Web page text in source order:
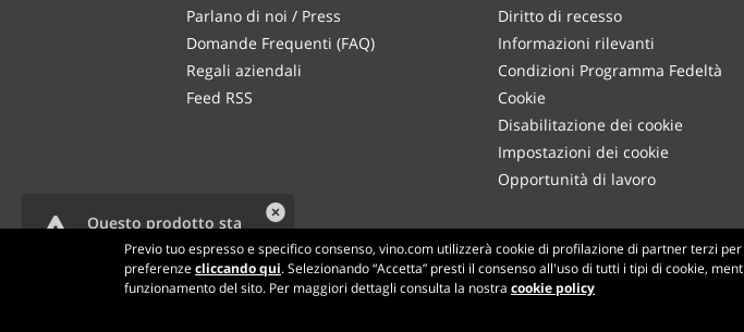
Altri 5 utenti stanno
visualizzando questo
prodotto.
Parlano di noi / Press
Domande Frequenti (FAQ)
Regali aziendali
Feed RSS
Diritto di recesso
Informazioni rilevanti
Condizioni Programma Fedeltà
Cookie
Disabilitazione dei cookie
Impostazioni dei cookie
Opportunità di lavoro
Made with
Pagina
production-front-2
Previo tuo espresso e specifico consenso, vino.com utilizzerà cookie di profilazione di partner terzi
preferenzecliccando qui. Selezionando “Accetta” presti il consenso all'uso di tutti i tipi di cookie,
funzionamento del sito. Per maggiori dettagli consulta la nostra cookie policy